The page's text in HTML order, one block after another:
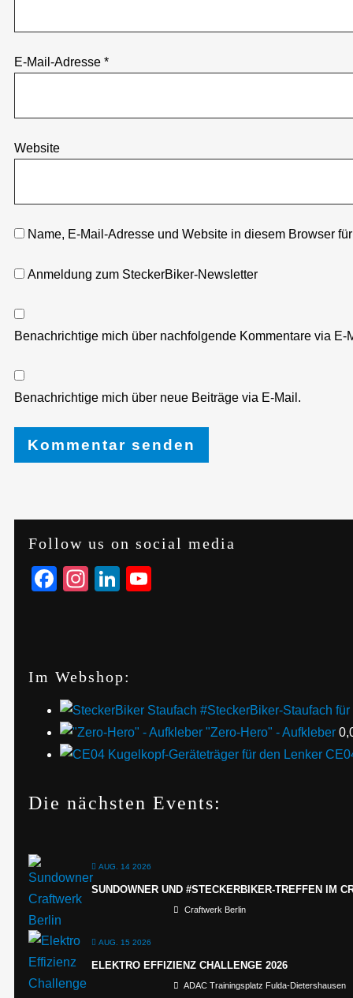
E-Mail-Adresse *
Website
Name, E-Mail-Adresse und Website in diesem Browser
Anmeldung zum SteckerBiker-Newsletter
Benachrichtige mich über nachfolgende Kommentare via E-
Benachrichtige mich über neue Beiträge via E-Mail.
Follow us on social media
Facebook
Instagram
LinkedIn
Im Webshop:
#SteckerBiker-Staufach
"Zero-Hero" - Aufkleber
Die nächsten Events:
AUG. 14 2026
SUNDOWNER UND #STECKERBIKER-TREFFEN IM
Craftwerk Berlin
AUG. 15 2026
ELEKTRO EFFIZIENZ CHALLENGE 2026
ADAC Trainingsplatz Fulda-Dietershausen